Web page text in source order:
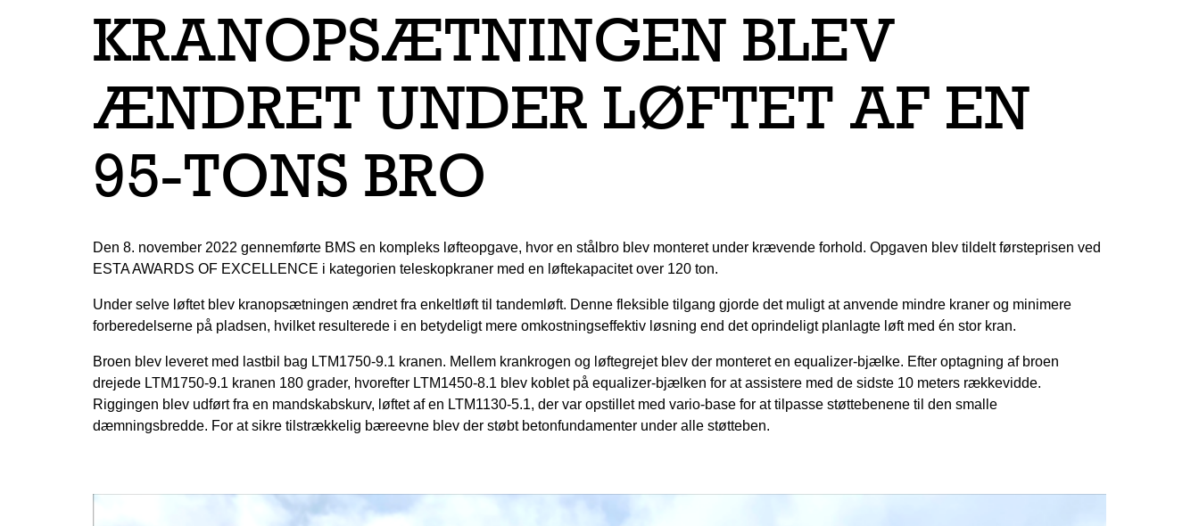
KRANOPSÆTNINGEN BLEV
ÆNDRET UNDER LØFTET AF EN
95-TONS BRO
Den 8. november 2022 gennemførte BMS en kompleks løfteopgave, hvor en stålbro blev monteret under krævende forhold. Opgaven blev tildelt førsteprisen ved
ESTA AWARDS OF EXCELLENCE i kategorien teleskopkraner med en løftekapacitet over 120 ton.
Under selve løftet blev kranopsætningen ændret fra enkeltløft til tandemløft. Denne fleksible tilgang gjorde det muligt at anvende mindre kraner og minimere
forberedelserne på pladsen, hvilket resulterede i en betydeligt mere omkostningseffektiv løsning end det oprindeligt planlagte løft med én stor kran.
Broen blev leveret med lastbil bag LTM1750-9.1 kranen. Mellem krankrogen og løftegrejet blev der monteret en equalizer-bjælke. Efter optagning af broen
drejede LTM1750-9.1 kranen 180 grader, hvorefter LTM1450-8.1 blev koblet på equalizer-bjælken for at assistere med de sidste 10 meters rækkevidde.
Riggingen blev udført fra en mandskabskurv, løftet af en LTM1130-5.1, der var opstillet med vario-base for at tilpasse støttebenene til den smalle
dæmningsbredde. For at sikre tilstrækkelig bæreevne blev der støbt betonfundamenter under alle støtteben.